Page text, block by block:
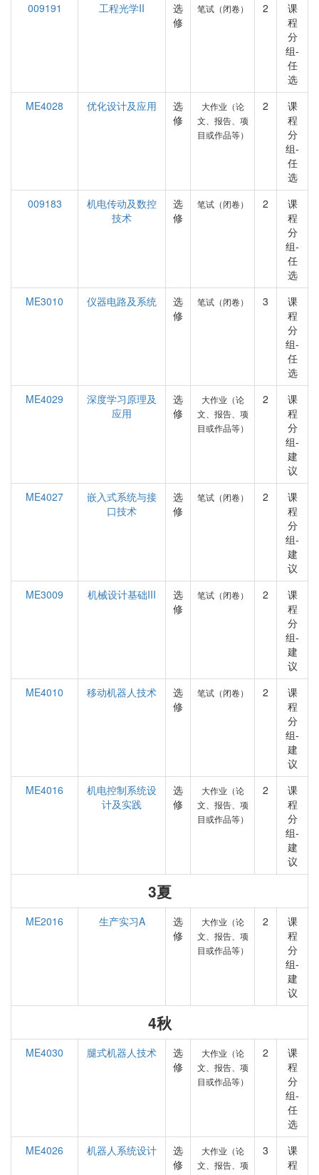
009191
工程光学II
选
修
笔试（闭卷） 2
课
程
分
组-
任
选
ME4028
优化设计及应用
选
修
大作业（论
文、报告、项
目或作品等）
2
课
程
分
组-
任
选
009183
机电传动及数控
技术
选
修
笔试（闭卷） 2
课
程
分
组-
任
选
ME3010
仪器电路及系统
选
修
笔试（闭卷） 3
课
程
分
组-
任
选
ME4029
深度学习原理及
应用
选
修
大作业（论
文、报告、项
目或作品等）
2
课
程
分
组-
建
议
ME4027
嵌入式系统与接
口技术
选
修
笔试（闭卷） 2
课
程
分
组-
建
议
ME3009
机械设计基础III
选
修
笔试（闭卷） 2
课
程
分
组-
建
议
ME4010
移动机器人技术
选
修
笔试（闭卷） 2
课
程
分
组-
建
议
ME4016
机电控制系统设
计及实践
选
修
大作业（论
文、报告、项
目或作品等）
2
课
程
分
组-
建
议
3夏
ME2016 生产实习A
选
修
大作业（论
文、报告、项
目或作品等）
2
课
程
分
组-
建
议
4秋
ME4030 腿式机器人技术
选
修
大作业（论
文、报告、项
目或作品等）
2
课
程
分
组-
任
选
ME4026
机器人系统设计
选
修
大作业（论
文、报告、项
3
课
程